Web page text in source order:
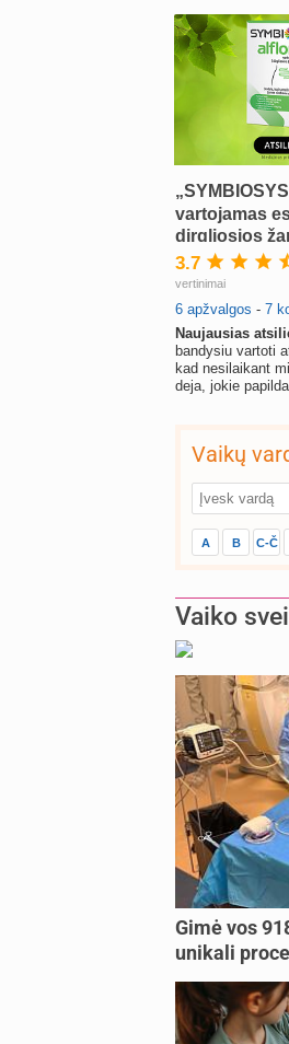
vartojamas
dirgliosios
sindromui
(atsiliepimai)
3.7
vertinimai
6 apžvalgos - 7
Naujausias
bandysiu vartoti
kad nesilaikant
deja, jokie
Vaikų
A B C-Č
Vaiko
Gimė vos
unikali